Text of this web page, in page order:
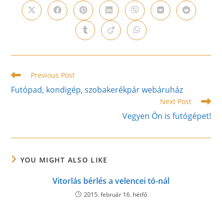
Opens
in
Opens
in
window
Opens
in
a
new
window
Opens
in
a
new
window
Opens
in
a
new
window
Opens
in
Opens
in
Opens
in
new
Opens
in
new
Opens
in
new
Read
more
articles
Previous Post
Futópad, kondigép, szobakerékpár webáruház
Next Post
Vegyen Ön is futógépet!
YOU MIGHT ALSO LIKE
Vitorlás bérlés a velencei tó-nál
2015. február 16. hétfő